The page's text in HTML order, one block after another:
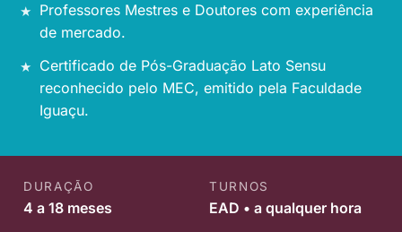
Professores Mestres e Doutores com experiência
de mercado.
Certificado de Pós-Graduação Lato Sensu
reconhecido pelo MEC, emitido pela Faculdade
Iguaçu.
DURAÇÃO
4 a 18 meses
TURNOS
EAD • a qualquer hora